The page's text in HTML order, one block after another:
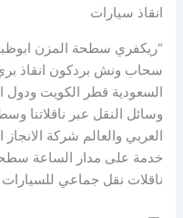
انقاذ سيارات
سحاب ونش بردكون انقاذ
السعودية قطر الكويت ودول
وسائل النقل عبر ناقلاتنا
العربي والعالم شركة
خدمة على مدار الساعة
ناقلات نقل جماعي